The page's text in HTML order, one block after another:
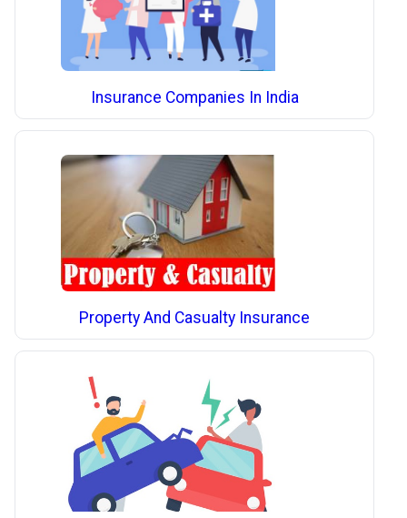
Insurance Companies In India
Property And Casualty Insurance